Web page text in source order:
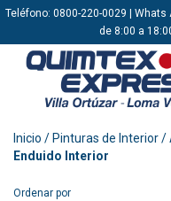
Teléfono: 0800-220-0029 |
de 8:00 a
Inicio / Pinturas de Interior/
Enduido Interior
Ordenar por